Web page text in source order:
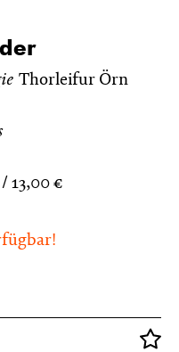
Thorleifur Örn
13,00 €